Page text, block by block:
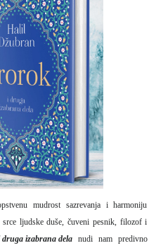
mudrost sazrevanja i harmoniju
ljudske duše, čuveni pesnik, filozof i
izabrana delanudi nam predivno